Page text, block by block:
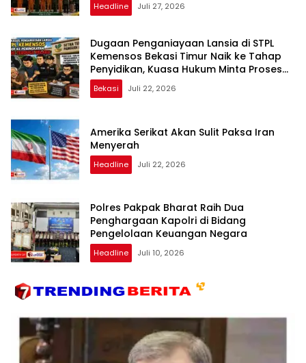
Headline Juli 27, 2026
Dugaan Penganiayaan Lansia di STPL
Kemensos Bekasi Timur Naik ke Tahap
Penyidikan, Kuasa Hukum Minta Proses
Transparan dan Bebas Intervensi
Bekasi Juli 22, 2026
Amerika Serikat Akan Sulit Paksa Iran
Menyerah
Headline Juli 22, 2026
Polres Pakpak Bharat Raih Dua
Penghargaan Kapolri di Bidang
Pengelolaan Keuangan Negara
Headline Juli 10, 2026